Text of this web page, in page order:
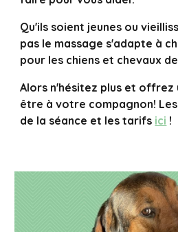
Qu'ils soient jeunes ou
pas le massage s'adapte à
pour les chiens et chevaux
Alors n'hésitez plus et offrez
être à votre compagnon!
de la séance et les tarifs ici !